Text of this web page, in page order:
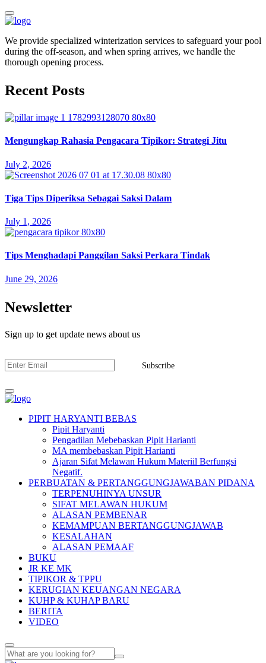
We provide specialized winterization services to safeguard your pool
during the off-season, and when spring arrives, we handle the
thorough opening process.
Recent Posts
Mengungkap Rahasia Pengacara Tipikor: Strategi Jitu
July 2, 2026
Tiga Tips Diperiksa Sebagai Saksi Dalam
July 1, 2026
Tips Menghadapi Panggilan Saksi Perkara Tindak
June 29, 2026
Newsletter
Sign up to get update news about us
Subscribe
PIPIT HARYANTI BEBAS
Pipit Haryanti
Pengadilan Mebebaskan Pipit Harianti
MA membebaskan Pipit Harianti
Ajaran Sifat Melawan Hukum Materiil Berfungsi
Negatif.
PERBUATAN & PERTANGGUNGJAWABAN PIDANA
TERPENUHINYA UNSUR
SIFAT MELAWAN HUKUM
ALASAN PEMBENAR
KEMAMPUAN BERTANGGUNGJAWAB
KESALAHAN
ALASAN PEMAAF
BUKU
JR KE MK
TIPIKOR & TPPU
KERUGIAN KEUANGAN NEGARA
KUHP & KUHAP BARU
BERITA
VIDEO